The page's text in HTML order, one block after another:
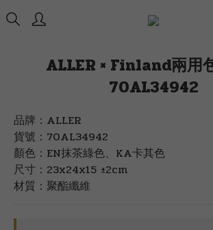
ALLER × Finland兩用
70AL34942
品牌：ALLER
貨號：70AL34942
顏色：EN抹茶綠色、KA卡其色
尺寸：23x24x15 ±2cm
材質：聚酯纖維